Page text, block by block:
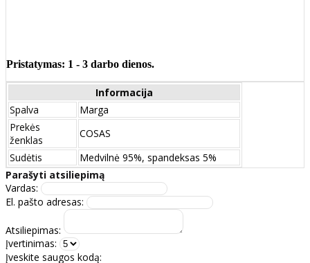
Pristatymas: 1 - 3 darbo dienos.
Informacija
Spalva
Marga
Prekės
ženklas
COSAS
Sudėtis
Medvilnė 95%, spandeksas 5%
Parašyti atsiliepimą
Vardas:
El. pašto adresas:
Atsiliepimas:
Įvertinimas:
Įveskite saugos kodą: